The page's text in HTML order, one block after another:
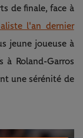
de finale, face à
l'an dernier
jeune joueuse à
à Roland-Garros
une sérénité de